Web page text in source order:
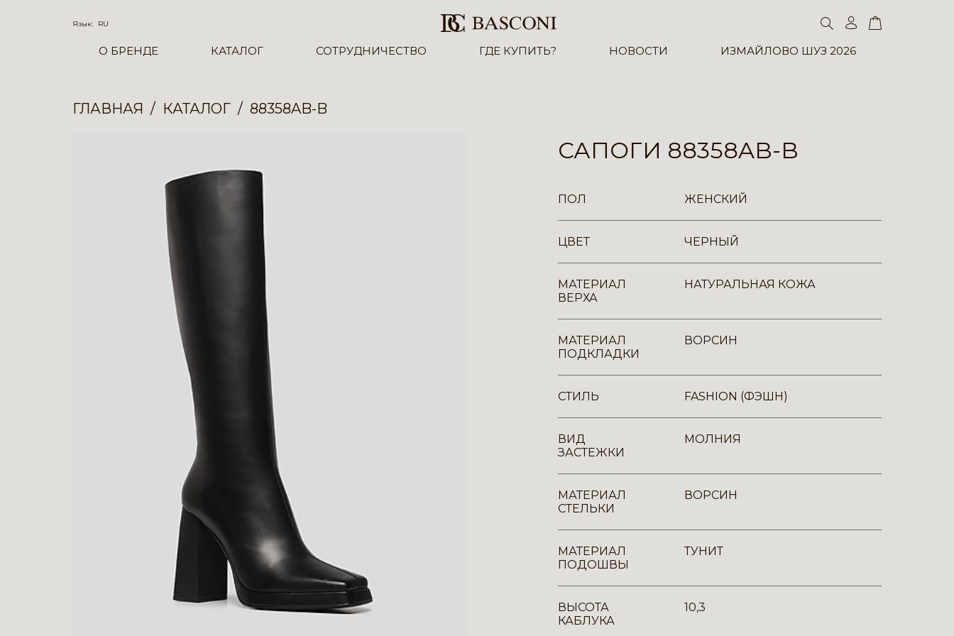
Язык: RU
О БРЕНДЕ КАТАЛОГ СОТРУДНИЧЕСТВО ГДЕ КУПИТЬ? НОВОСТИ ИЗМАЙЛОВО ШУЗ 2026
ГЛАВНАЯ КАТАЛОГ 88358AB-B
САПОГИ 88358AB-B
ПОЛ ЖЕНСКИЙ
ЦВЕТ ЧЕРНЫЙ
МАТЕРИАЛ
ВЕРХА
НАТУРАЛЬНАЯ КОЖА
МАТЕРИАЛ
ПОДКЛАДКИ
ВОРСИН
СТИЛЬ FASHION (ФЭШН)
ВИД
ЗАСТЕЖКИ
МОЛНИЯ
МАТЕРИАЛ
СТЕЛЬКИ
ВОРСИН
МАТЕРИАЛ
ПОДОШВЫ
ТУНИТ
ВЫСОТА
КАБЛУКА
10,3